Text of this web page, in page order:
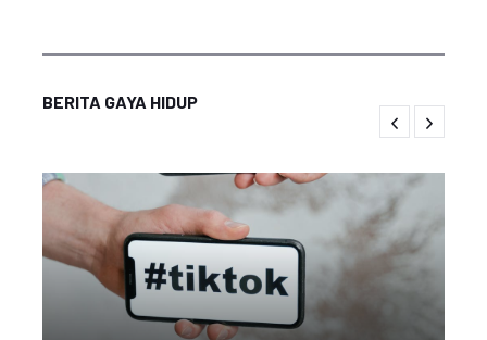
BERITA GAYA HIDUP